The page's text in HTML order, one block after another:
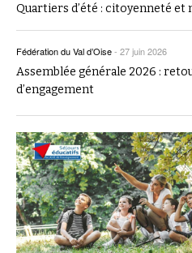
Quartiers d’été : citoyenneté
Fédération du Val d’Oise- 27 juin 2026
Assemblée générale 2026 :
d’engagement